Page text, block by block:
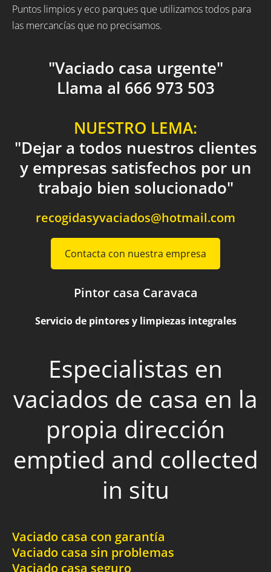
Puntos limpios y eco parques que utilizamos todos para
las mercancías que no precisamos.
"Vaciado casa urgente"
Llama al 666 973 503
NUESTRO LEMA:
"Dejar a todos nuestros clientes
y empresas satisfechos por un
trabajo bien solucionado"
recogidasyvaciados@hotmail.com
Contacta con nuestra empresa
Pintor casa Caravaca
Servicio de pintores y limpiezas integrales
Especialistas en
vaciados de casa en la
propia dirección
emptied and collected
in situ
Vaciado casa con garantía
Vaciado casa sin problemas
Vaciado casa seguro